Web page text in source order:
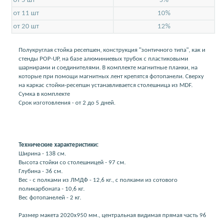
от 11 шт
10%
от 20 шт
12%
Полукруглая стойка ресепшен, конструкция "зонтичного типа", как и
стенды POP-UP, на базе алюминиевых трубок с пластиковыми
шарнирами и соединителями. В комплекте магнитные планки, на
которые при помощи магнитных лент крепятся фотопанели. Сверху
на каркас стойки-ресепшн устанавливается столешница из MDF.
Сумка в комплекте
Срок изготовления - от 2 до 5 дней.
Технические характеристики:
Ширина - 138 см.
Высота стойки со столешницей - 97 см.
Глубина - 36 см.
Вес - с полками из ЛМДФ - 12,6 кг., с полками из сотового
поликарбоната - 10,6 кг.
Вес фотопанелей - 2 кг.
Размер макета 2020х950 мм., центральная видимая прямая часть 96